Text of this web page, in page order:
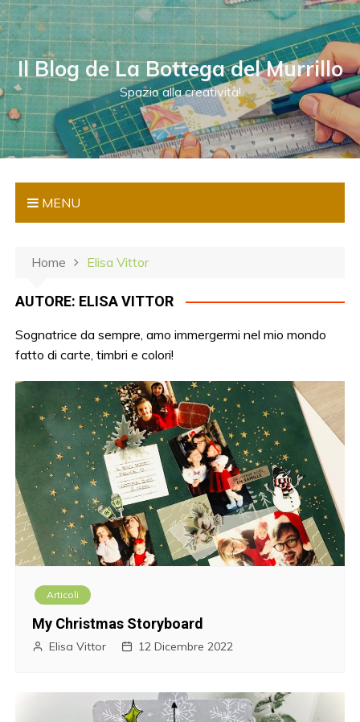
S
a
a
a
l
c
Il Blog de La Bottega del Murrillo
Spazio alla creatività!
MENU
Home Elisa Vittor
AUTORE: ELISA VITTOR
Sognatrice da sempre, amo immergermi nel mio mondo
fatto di carte, timbri e colori!
Articoli
My Christmas Storyboard
Elisa Vittor 12 Dicembre 2022